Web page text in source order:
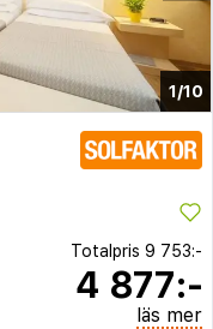
1/10
Totalpris 9 753:-
4 877:-
läs mer